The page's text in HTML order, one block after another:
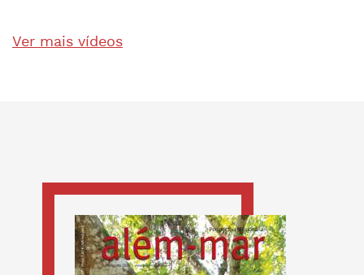
Ver mais vídeos